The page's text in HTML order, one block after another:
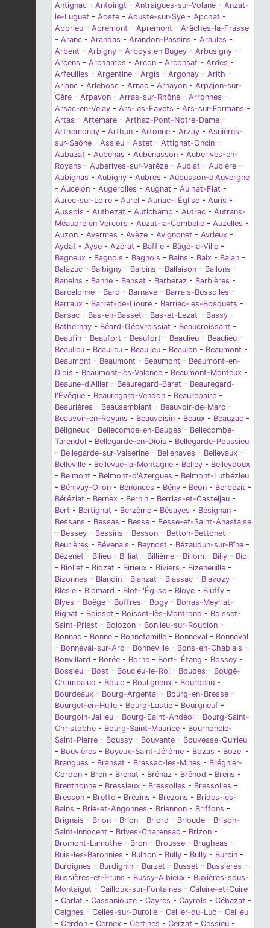
Antignac - Antoingt - Antraigues-sur-Volane - Anzat-
le-Luguet - Aoste - Aouste-sur-Sye - Apchat -
Apprieu - Apremont - Apremont - Arâches-la-Frasse
- Aranc - Arandas - Arandon-Passins - Araules -
Arbent - Arbigny - Arboys en Bugey - Arbusigny -
Arcens - Archamps - Arcon - Arconsat - Ardes -
Arfeuilles - Argentine - Argis - Argonay - Arith -
Arlanc - Arlebosc - Arnac - Arnayon - Arpajon-sur-
Cère - Arpavon - Arras-sur-Rhône - Arronnes -
Arsac-en-Velay - Ars-les-Favets - Ars-sur-Formans -
Artas - Artemare - Arthaz-Pont-Notre-Dame -
Arthémonay - Arthun - Artonne - Arzay - Asnières-
sur-Saône - Assieu - Astet - Attignat-Oncin -
Aubazat - Aubenas - Aubenasson - Auberives-en-
Royans - Auberives-sur-Varèze - Aubiat - Aubière -
Aubignas - Aubigny - Aubres - Aubusson-d'Auvergne
- Aucelon - Augerolles - Augnat - Aulhat-Flat -
Aurec-sur-Loire - Aurel - Auriac-l'Église - Auris -
Aussois - Authezat - Autichamp - Autrac - Autrans-
Méaudre en Vercors - Auzat-la-Combelle - Auzelles -
Auzon - Avermes - Avèze - Avignonet - Avrieux -
Aydat - Ayse - Azérat - Baffie - Bâgé-la-Ville -
Bagneux - Bagnols - Bagnols - Bains - Baix - Balan -
Balazuc - Balbigny - Balbins - Ballaison - Ballons -
Baneins - Banne - Bansat - Barberaz - Barbières -
Barcelonne - Bard - Barnave - Barrais-Bussolles -
Barraux - Barret-de-Lioure - Barriac-les-Bosquets -
Barsac - Bas-en-Basset - Bas-et-Lezat - Bassy -
Bathernay - Béard-Géovreissiat - Beaucroissant -
Beaufin - Beaufort - Beaufort - Beaulieu - Beaulieu -
Beaulieu - Beaulieu - Beaulieu - Beaulon - Beaumont -
Beaumont - Beaumont - Beaumont - Beaumont-en-
Diois - Beaumont-lès-Valence - Beaumont-Monteux -
Beaune-d'Allier - Beauregard-Baret - Beauregard-
l'Évêque - Beauregard-Vendon - Beaurepaire -
Beaurières - Beausemblant - Beauvoir-de-Marc -
Beauvoir-en-Royans - Beauvoisin - Beaux - Beauzac -
Béligneux - Bellecombe-en-Bauges - Bellecombe-
Tarendol - Bellegarde-en-Diois - Bellegarde-Poussieu
- Bellegarde-sur-Valserine - Bellenaves - Bellevaux -
Belleville - Bellevue-la-Montagne - Belley - Belleydoux
- Belmont - Belmont-d'Azergues - Belmont-Luthézieu
- Bénivay-Ollon - Bénonces - Bény - Béon - Berbezit -
Béréziat - Bernex - Bernin - Berrias-et-Casteljau -
Bert - Bertignat - Berzème - Bésayes - Bésignan -
Bessans - Bessas - Besse - Besse-et-Saint-Anastaise
- Bessey - Bessins - Besson - Betton-Bettonet -
Beurières - Bévenais - Beynost - Bézaudun-sur-Bîne -
Bézenet - Bilieu - Billiat - Billième - Billom - Billy - Biol
- Biollet - Biozat - Birieux - Biviers - Bizeneuille -
Bizonnes - Blandin - Blanzat - Blassac - Blavozy -
Blesle - Blomard - Blot-l'Église - Bloye - Bluffy -
Blyes - Boëge - Boffres - Bogy - Bohas-Meyriat-
Rignat - Boisset - Boisset-lès-Montrond - Boisset-
Saint-Priest - Bolozon - Bonlieu-sur-Roubion -
Bonnac - Bonne - Bonnefamille - Bonneval - Bonneval
- Bonneval-sur-Arc - Bonneville - Bons-en-Chablais -
Bonvillard - Borée - Borne - Bort-l'Étang - Bossey -
Bossieu - Bost - Boucieu-le-Roi - Boudes - Bougé-
Chambalud - Boulc - Bouligneux - Bourdeau -
Bourdeaux - Bourg-Argental - Bourg-en-Bresse -
Bourget-en-Huile - Bourg-Lastic - Bourgneuf -
Bourgoin-Jallieu - Bourg-Saint-Andéol - Bourg-Saint-
Christophe - Bourg-Saint-Maurice - Bournoncle-
Saint-Pierre - Boussy - Bouvante - Bouvesse-Quirieu
- Bouvières - Boyeux-Saint-Jérôme - Bozas - Bozel -
Brangues - Bransat - Brassac-les-Mines - Brégnier-
Cordon - Bren - Brenat - Brénaz - Brénod - Brens -
Brenthonne - Bressieux - Bressolles - Bressolles -
Bresson - Brette - Brézins - Brezons - Brides-les-
Bains - Brié-et-Angonnes - Briennon - Briffons -
Brignais - Brion - Brion - Briord - Brioude - Brison-
Saint-Innocent - Brives-Charensac - Brizon -
Bromont-Lamothe - Bron - Brousse - Brugheas -
Buis-les-Baronnies - Bulhon - Bully - Bully - Burcin -
Burdignes - Burdignin - Burzet - Busset - Bussières -
Bussières-et-Pruns - Bussy-Albieux - Buxières-sous-
Montaigut - Cailloux-sur-Fontaines - Caluire-et-Cuire
- Carlat - Cassaniouze - Cayres - Cayrols - Cébazat -
Ceignes - Celles-sur-Durolle - Cellier-du-Luc - Cellieu
- Cerdon - Cernex - Certines - Cerzat - Cessieu -